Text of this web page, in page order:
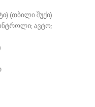
(თბილი შუქი)
ავტო;